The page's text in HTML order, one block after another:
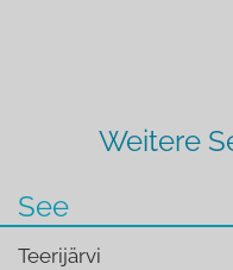
Weitere
See
Teerijärvi